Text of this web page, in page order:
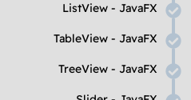
JavaFX
-
ListView
JavaFX
-
TableView
JavaFX
-
TreeView